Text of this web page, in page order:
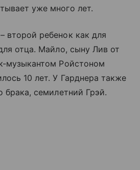
уже много лет.
второй ребенок как для
отца. Майло, сыну Лив от
музыкантом Ройстоном
10 лет. У Гарднера также
брака, семилетний Грэй.